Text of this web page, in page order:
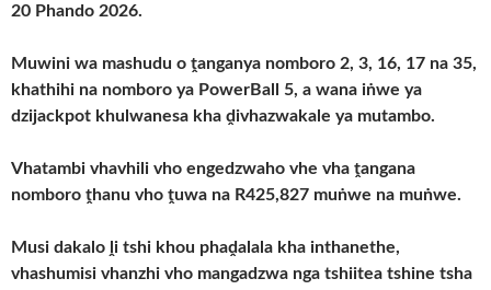
20 Phando 2026.
Muwini wa mashudu o ṱanganya nomboro 2, 3, 16, 17 na 35,
khathihi na nomboro ya PowerBall 5, a wana iṅwe ya
dzijackpot khulwanesa kha ḓivhazwakale ya mutambo.
Vhatambi vhavhili vho engedzwaho vhe vha ṱangana
nomboro ṱhanu vho ṱuwa na R425,827 muṅwe na muṅwe.
Musi dakalo ḽi tshi khou phaḓalala kha inthanethe,
vhashumisi vhanzhi vho mangadzwa nga tshiitea tshine tsha